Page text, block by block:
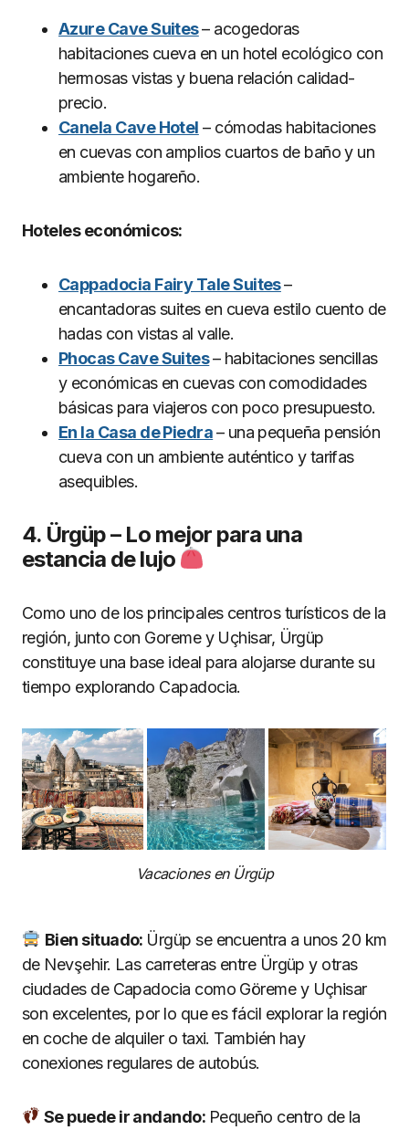
Azure Cave Suites– acogedoras
habitaciones cueva en un hotel ecológico con
hermosas vistas y buena relación calidad-
precio.
Canela Cave Hotel – cómodas habitaciones
en cuevas con amplios cuartos de baño y un
ambiente hogareño.
Hoteles económicos:
Cappadocia Fairy Tale Suites–
encantadoras suites en cueva estilo cuento de
hadas con vistas al valle.
Phocas Cave Suites– habitaciones sencillas
y económicas en cuevas con comodidades
básicas para viajeros con poco presupuesto.
En la Casa de Piedra– una pequeña pensión
cueva con un ambiente auténtico y tarifas
asequibles.
4. Ürgüp–Lo mejor para una
estancia de lujo
Como uno de los principales centros turísticos de la
región, junto con Goreme y Uçhisar, Ürgüp
constituye una base ideal para alojarse durante su
tiempo explorando Capadocia.
Vacaciones en Ürgüp
Bien situado: Ürgüp se encuentra a unos 20 km
de Nevşehir. Las carreteras entre Ürgüp y otras
ciudades de Capadocia como Göreme y Uçhisar
son excelentes, por lo que es fácil explorar la región
en coche de alquiler o taxi. También hay
conexiones regulares de autobús.
Se puede ir andando: Pequeño centro de la